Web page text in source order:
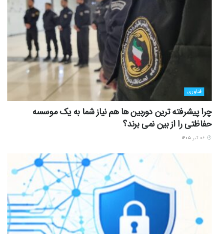
فناوری
چرا پیشرفته ترین دوربین ها هم نیاز شما به یک موسسه
حفاظتی را از بین نمی برند؟